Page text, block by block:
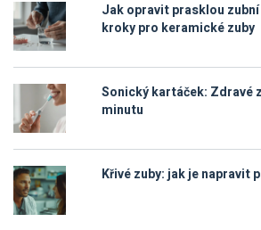
Jak opravit prasklou
kroky pro keramické zuby
Sonický kartáček: Zdravé
minutu
Křivé zuby: jak je napravit